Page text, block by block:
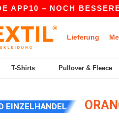
– NOCH BESSERE
Lieferung
T-Shirts Pullover & Fleece
EINZELHANDEL